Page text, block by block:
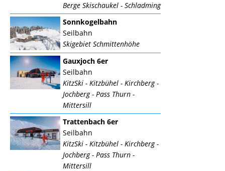
Berge Skischaukel - Schladming
Sonnkogelbahn
Seilbahn
Skigebiet Schmittenhöhe
Gauxjoch 6er
Seilbahn
KitzSki - Kitzbühel - Kirchberg -
Jochberg - Pass Thurn -
Mittersill
Trattenbach 6er
Seilbahn
KitzSki - Kitzbühel - Kirchberg -
Jochberg - Pass Thurn -
Mittersill